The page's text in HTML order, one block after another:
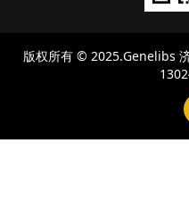
版权所有 © 2025.Genelibs